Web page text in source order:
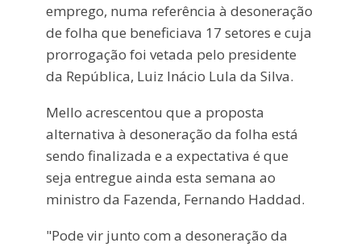
emprego, numa referência à desoneração
de folha que beneficiava 17 setores e cuja
prorrogação foi vetada pelo presidente
da República, Luiz Inácio Lula da Silva.
Mello acrescentou que a proposta
alternativa à desoneração da folha está
sendo finalizada e a expectativa é que
seja entregue ainda esta semana ao
ministro da Fazenda, Fernando Haddad.
"Pode vir junto com a desoneração da